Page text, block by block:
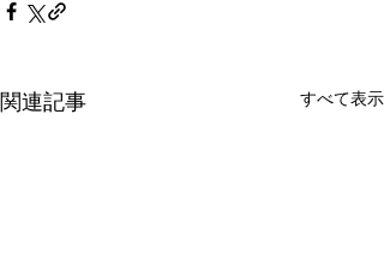
関連記事 すべて表示